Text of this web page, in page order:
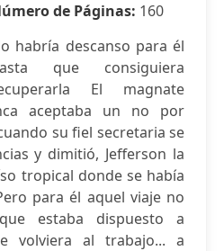
de Páginas: 160
habría descanso para él
que consiguiera
El magnate
aceptaba un no por
su fiel secretaria se
y dimitió, Jefferson la
tropical donde se había
para él aquel viaje no
estaba dispuesto a
volviera al trabajo... a